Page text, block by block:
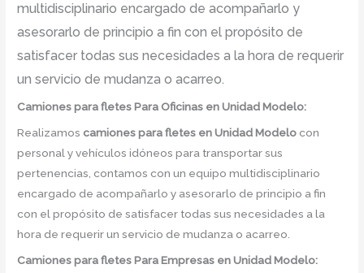
multidisciplinario encargado de acompañarlo y
asesorarlo de principio a fin con el propósito de
satisfacer todas sus necesidades a la hora de requerir
un servicio de mudanza o acarreo.
Camiones para fletesPara Oficinas en Unidad Modelo:
Realizamos camiones para fletes enUnidad Modelo con
personal y vehículos idóneos para transportar sus
pertenencias, contamos con un equipo multidisciplinario
encargado de acompañarlo y asesorarlo de principio a fin
con el propósito de satisfacer todas sus necesidades a la
hora de requerir un servicio de mudanza o acarreo.
Camiones para fletesPara Empresas en Unidad Modelo: